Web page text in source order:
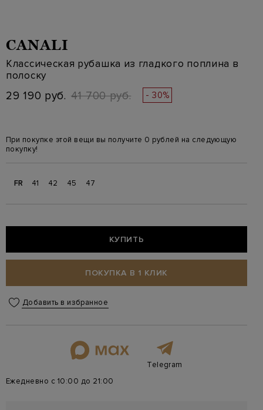
CANALI
Классическая рубашка из гладкого поплина в
полоску
29 190 руб. 41 700 руб. - 30%
При покупке этой вещи вы получите 0 рублей на следующую
покупку!
FR 41 42 45 47
КУПИТЬ
ПОКУПКА В 1 КЛИК
Добавить в избранное
Telegram
Ежедневно с 10:00 до 21:00